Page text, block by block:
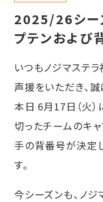
2025/26シー
プテンおよび
いつもノジマステ
声援をいただき、誠
本日 6月17日（火
切ったチームのキ
手の背番号が決定
す。
今シーズンも、ノ